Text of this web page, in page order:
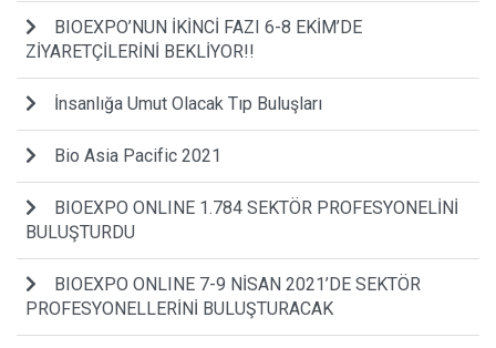
BIOEXPO’NUN İKİNCİ FAZI 6-8 EKİM’DE
ZİYARETÇİLERİNİ BEKLİYOR!!
İnsanlığa Umut Olacak Tıp Buluşları
Bio Asia Pacific 2021
BIOEXPO ONLINE 1.784 SEKTÖR PROFESYONELİNİ
BULUŞTURDU
BIOEXPO ONLINE 7-9 NİSAN 2021’DE SEKTÖR
PROFESYONELLERİNİ BULUŞTURACAK